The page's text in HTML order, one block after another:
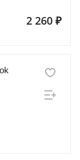
2 260 ₽